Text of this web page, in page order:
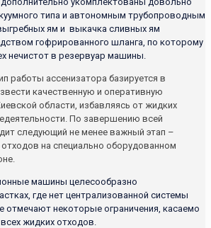
типа и автономным трубопроводным
ям и выкачка сливных ям
гофрированного шланга, по которому
нечистот в резервуар машины.
работы ассенизатора базируется в
качественную и оперативную
области, избавляясь от жидких
По завершению всей
следующий не менее важный этап –
отходов на специально оборудованном
машины целесообразно
где нет централизованной системы
отмечают некоторые ограничения, касаемо
жидких отходов.